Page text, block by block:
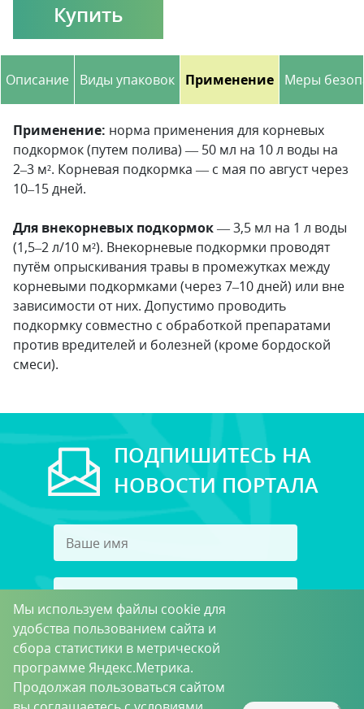
Купить
Описание Виды упаковок Применение Меры
Применение: норма применения для корневых
под­кормок (путем полива) — 50 мл на 10 л воды на
2–3 м². Корневая подкормка — с мая по август через
10–15 дней.
Для внекорневых подкормок— 3,5 мл на 1 л воды
(1,5–2 л/10 м²). Внекорневые подкормки проводят
путём опрыскивания травы в промежутках между
корневыми подкормками (через 7–10 дней) или вне
зависимости от них. До­пус­ти­мо проводить
подкормку совместно с об­ра­бот­кой пре­па­ратами
против вредителей и болезней (кроме бордоской
смеси).
ПОДПИШИТЕСЬ НА
НОВОСТИ ПОРТАЛА
Подписаться
Принимаю условия
Пользовательского соглашения
в целях получения рассылки
Мы используем файлы cookie для
удобства пользованием сайта и
сбора статистики в метрической
программе Яндекс.Метрика.
Продолжая пользоваться сайтом